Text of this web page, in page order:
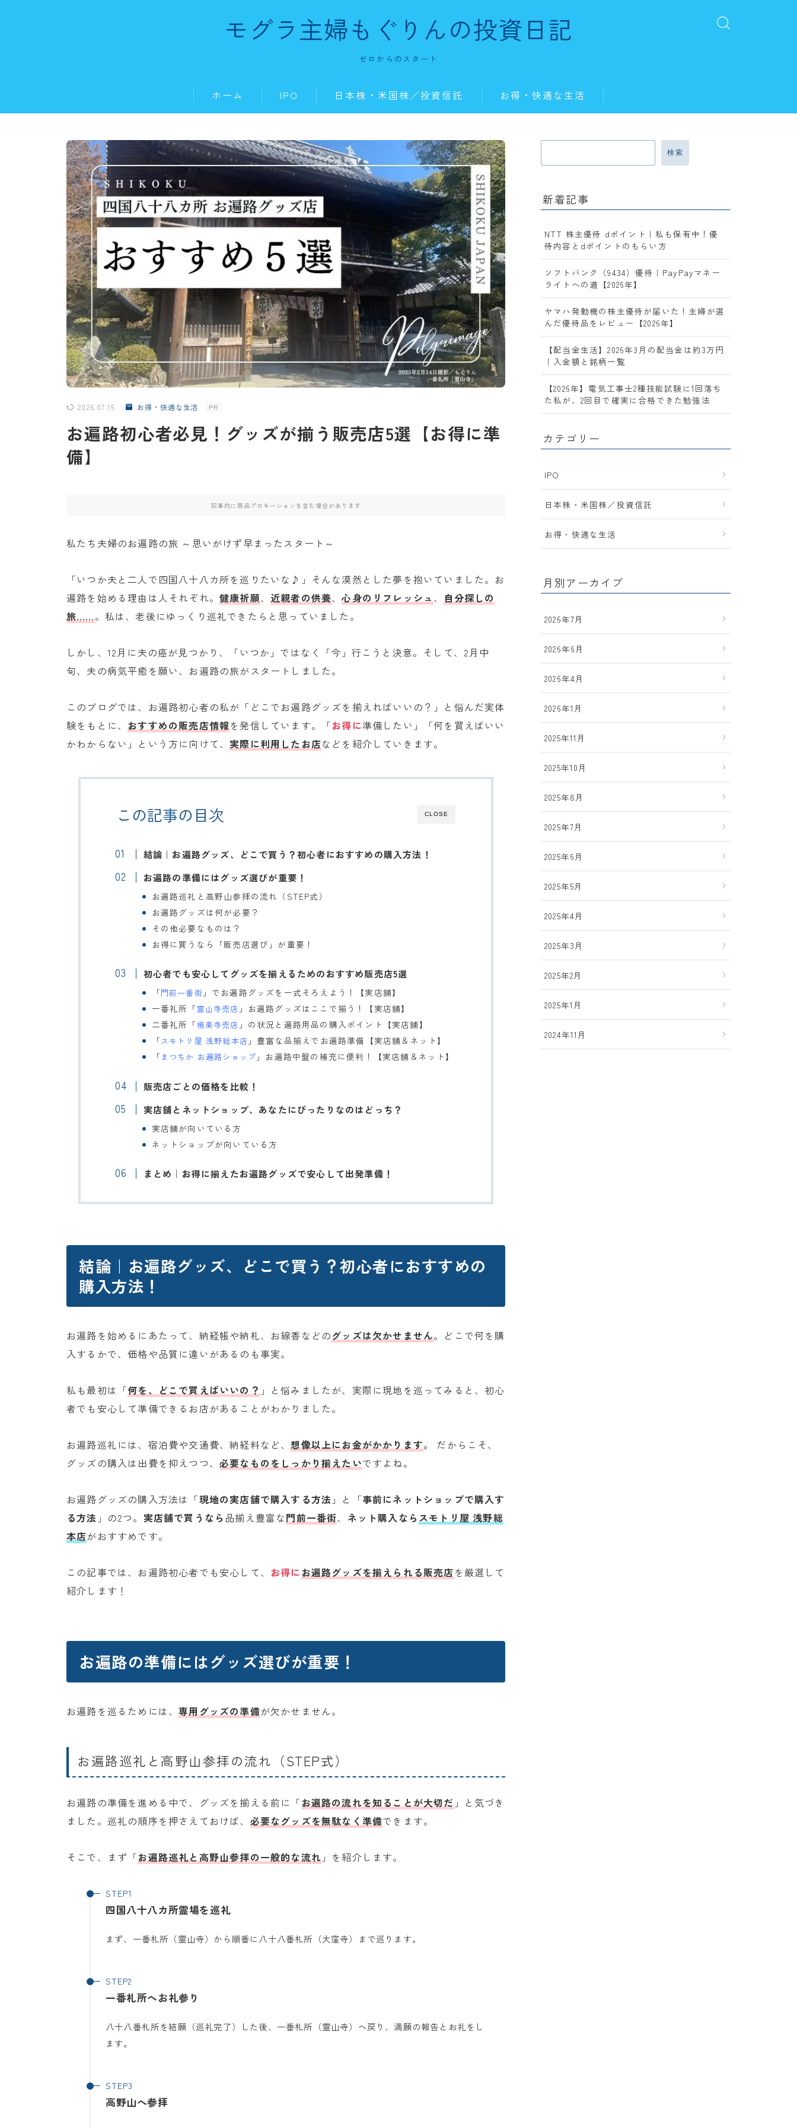
モグラ主婦もぐりんの投資日記
ゼロからのスタート
ホーム IPO 日本株・米国株／投資信託 お得・快適な生活
2026.07.15 お得・快適な生活 PR
お遍路初心者必見！グッズが揃う販売店5選【お得に準
備】
記事内に商品プロモーションを含む場合があります
私たち夫婦のお遍路の旅 ～思いがけず早まったスタート～
「いつか夫と二人で四国八十八カ所を巡りたいな♪」そんな漠然とした夢を抱いていました。お
遍路を始める理由は人それぞれ。 健康祈願、近親者の供養、心身のリフレッシュ 、
自分探しの
旅……。私は、老後にゆっくり巡礼できたらと思っていました。
しかし、12月に夫の癌が見つかり、「いつか」ではなく「今」行こうと決意。そして、2月中
旬、夫の病気平癒を願い、お遍路の旅がスタートしました。
このブログでは、お遍路初心者の私が「どこでお遍路グッズを揃えればいいの？」と悩んだ実体
験をもとに、 おすすめの販売店情報を発信しています。「お得に準備したい」「何を買えばいい
かわからない」という方に向けて、実際に利用したお店などを紹介していきます。
CLOSE
この記事の目次
結論｜お遍路グッズ、どこで買う？初心者におすすめの購入方法！
お遍路の準備にはグッズ選びが重要！
お遍路巡礼と高野山参拝の流れ（STEP式）
お遍路グッズは何が必要？
その他必要なものは？
お得に買うなら「販売店選び」が重要！
初心者でも安心してグッズを揃えるためのおすすめ販売店5選
「門前一番街 」でお遍路グッズを一式そろえよう！【実店舗】
一番礼所「霊山寺売店 」お遍路グッズはここで揃う！【実店舗】
二番礼所「極楽寺売店 」の状況と遍路用品の購入ポイント【実店舗】
「 スモトリ屋 浅野総本店 」豊富な品揃えでお遍路準備【実店舗＆ネット】
「 まつちか お遍路ショップ 」お遍路中盤の補充に便利！【実店舗＆ネット】
販売店ごとの価格を比較！
実店舗とネットショップ、あなたにぴったりなのはどっち？
実店舗が向いている方
ネットショップが向いている方
まとめ｜お得に揃えたお遍路グッズで安心して出発準備！
結論｜お遍路グッズ、どこで買う？初心者におすすめの
購入方法！
お遍路を始めるにあたって、納経帳や納札、お線香などのグッズは欠かせません。どこで何を購
入するかで、価格や品質に違いがあるのも事実。
私も最初は「何を、 どこで買えばいいの？ 」と悩みましたが、実際に現地を巡ってみると、初心
者でも安心して準備できるお店があることがわかりました。
お遍路巡礼には、宿泊費や交通費、納経料など、想像以上にお金がかかります。
だからこそ、
グッズの購入は出費を抑えつつ、 必要なものをしっかり揃えたいですよね。
お遍路グッズの購入方法は「現地の実店舗で購入する方法 」と「事前にネットショップで購入す
る方法 」の2つ。 実店舗で買うなら 品揃え豊富な門前一番街、 ネット購入なら スモトリ屋 浅野総
本店がおすすめです。
この記事では、お遍路初心者でも安心して、 お得に お遍路グッズを揃えられる販売店を厳選して
紹介します！
お遍路の準備にはグッズ選びが重要！
お遍路を巡るためには、専用グッズの準備が欠かせません。
お遍路巡礼と高野山参拝の流れ（STEP式）
お遍路の準備を進める中で、グッズを揃える前に「お遍路の流れを知ることが大切だ 」と気づき
ました。巡礼の順序を押さえておけば、 必要なグッズを無駄なく準備できます。
そこで、まず「お遍路巡礼と 高野山参拝の一般的な流れ 」を紹介します。
四国八十八カ所霊場を巡礼
まず、一番札所（霊山寺）から順番に八十八番札所（大窪寺）まで巡ります。
一番札所へお礼参り
八十八番札所を結願（巡礼完了）した後、一番札所（霊山寺）へ戻り、満願の報告とお礼をし
ます。
高野山へ参拝
検索
新着記事
NTT 株主優待 dポイント｜私も保有中！優
待内容とdポイントのもらい方
ソフトバンク（9434）優待｜PayPayマネー
ライトへの道【2026年】
ヤマハ発動機の株主優待が届いた！主婦が選
んだ優待品をレビュー【2026年】
【配当金生活】2026年3月の配当金は約3万円
｜入金額と銘柄一覧
【2026年】電気工事士2種技能試験に1回落ち
た私が、2回目で確実に合格できた勉強法
カテゴリー
IPO
日本株・米国株／投資信託
お得・快適な生活
月別アーカイブ
2026年7月
2026年6月
2026年4月
2026年1月
2025年11月
2025年10月
2025年8月
2025年7月
2025年6月
2025年5月
2025年4月
2025年3月
2025年2月
2025年1月
2024年11月